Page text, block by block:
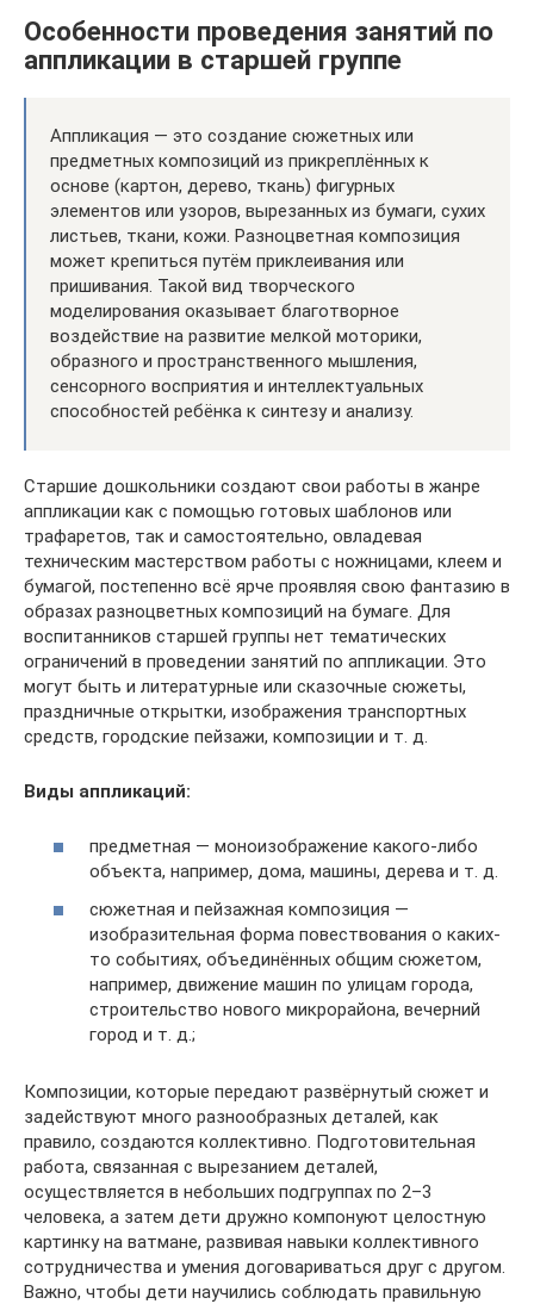
Особенности проведения занятий по
аппликации в старшей группе
Аппликация — это создание сюжетных или
предметных композиций из прикреплённых к
основе (картон, дерево, ткань) фигурных
элементов или узоров, вырезанных из бумаги, сухих
листьев, ткани, кожи. Разноцветная композиция
может крепиться путём приклеивания или
пришивания. Такой вид творческого
моделирования оказывает благотворное
воздействие на развитие мелкой моторики,
образного и пространственного мышления,
сенсорного восприятия и интеллектуальных
способностей ребёнка к синтезу и анализу.
Старшие дошкольники создают свои работы в жанре
аппликации как с помощью готовых шаблонов или
трафаретов, так и самостоятельно, овладевая
техническим мастерством работы с ножницами, клеем и
бумагой, постепенно всё ярче проявляя свою фантазию в
образах разноцветных композиций на бумаге. Для
воспитанников старшей группы нет тематических
ограничений в проведении занятий по аппликации. Это
могут быть и литературные или сказочные сюжеты,
праздничные открытки, изображения транспортных
средств, городские пейзажи, композиции и т. д.
Виды аппликаций:
предметная — моноизображение какого-либо
объекта, например, дома, машины, дерева и т. д.
сюжетная и пейзажная композиция —
изобразительная форма повествования о каких-
то событиях, объединённых общим сюжетом,
например, движение машин по улицам города,
строительство нового микрорайона, вечерний
город и т. д.;
Композиции, которые передают развёрнутый сюжет и
задействуют много разнообразных деталей, как
правило, создаются коллективно. Подготовительная
работа, связанная с вырезанием деталей,
осуществляется в небольших подгруппах по 2–3
человека, а затем дети дружно компонуют целостную
картинку на ватмане, развивая навыки коллективного
сотрудничества и умения договариваться друг с другом.
Важно, чтобы дети научились соблюдать правильную